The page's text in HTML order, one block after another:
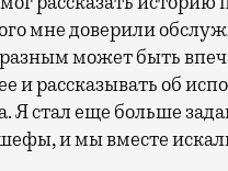
мне доверили
может быть
и рассказывать об
Я стал еще больше
и мы вместе